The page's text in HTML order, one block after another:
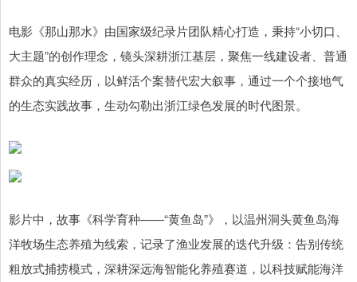
电影《那山那水》由国家级纪录片团队精心打造，秉持“小切口、
大主题”的创作理念，镜头深耕浙江基层，聚焦一线建设者、普通
群众的真实经历，以鲜活个案替代宏大叙事，通过一个个接地气
的生态实践故事，生动勾勒出浙江绿色发展的时代图景。
影片中，故事《科学育种——“黄鱼岛”》，以温州洞头黄鱼岛海
洋牧场生态养殖为线索，记录了渔业发展的迭代升级：告别传统
粗放式捕捞模式，深耕深远海智能化养殖赛道，以科技赋能海洋